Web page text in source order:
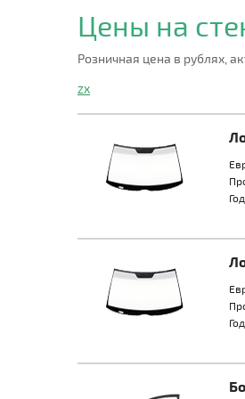
Цены на
Розничная цена в рублях,
ZX